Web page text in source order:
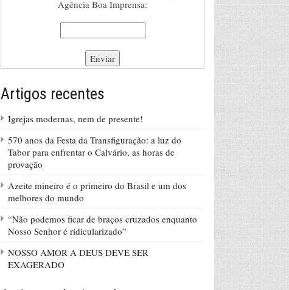
Agência Boa Imprensa:
Artigos recentes
Igrejas modernas, nem de presente!
570 anos da Festa da Transfiguração: a luz do
Tabor para enfrentar o Calvário, as horas de
provação
Azeite mineiro é o primeiro do Brasil e um dos
melhores do mundo
“Não podemos ficar de braços cruzados enquanto
Nosso Senhor é ridicularizado”
NOSSO AMOR A DEUS DEVE SER
EXAGERADO